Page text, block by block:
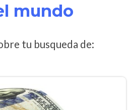
mundo
tu busqueda de: